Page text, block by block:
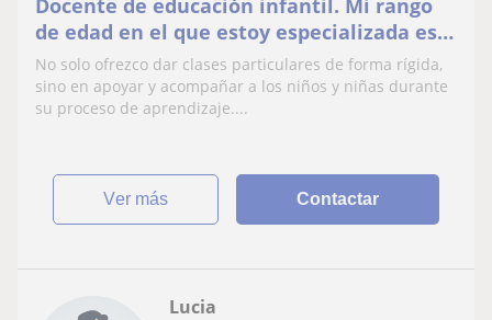
Docente de educación infantil. Mi rango
de edad en el que estoy especializada es
de 0-6 años, pudiendo abarcar hasta
primaria.
No solo ofrezco dar clases particulares de forma rígida,
sino en apoyar y acompañar a los niños y niñas durante
su proceso de aprendizaje....
ver más Contactar
Lucia